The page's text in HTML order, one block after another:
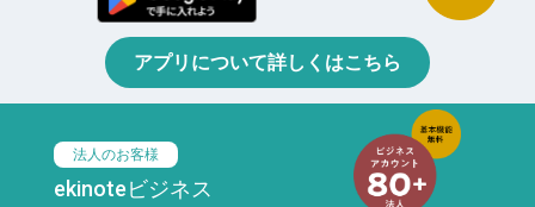
アプリについて詳しくはこちら
法人のお客様
ekinoteビジネス